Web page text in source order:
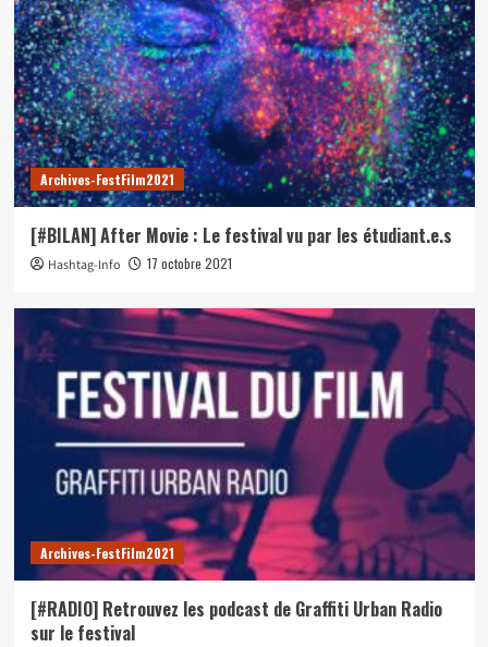
Archives-FestFilm2021
[#BILAN] After Movie : Le festival vu par les étudiant.e.s
Hashtag-Info 17 octobre 2021
Archives-FestFilm2021
[#RADIO] Retrouvez les podcast de Graffiti Urban Radio
sur le festival